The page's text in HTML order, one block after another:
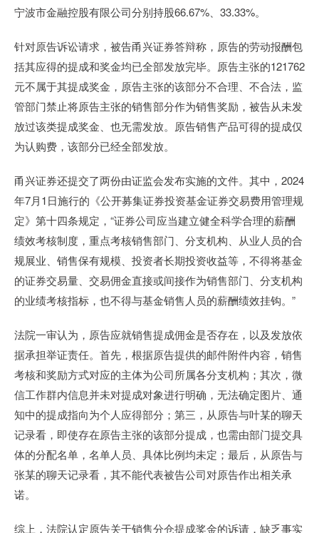
宁波市金融控股有限公司分别持股66.67%、33.33%。
针对原告诉讼请求，被告甬兴证券答辩称，原告的劳动报酬包
括其应得的提成和奖金均已全部发放完毕。原告主张的121762
元不属于其提成奖金，原告主张的该部分不合理、不合法，监
管部门禁止将原告主张的销售部分作为销售奖励，被告从未发
放过该类提成奖金、也无需发放。原告销售产品可得的提成仅
为认购费，该部分已经全部发放。
甬兴证券还提交了两份由证监会发布实施的文件。其中，2024
年7月1日施行的《公开募集证券投资基金证券交易费用管理规
定》第十四条规定，“证券公司应当建立健全科学合理的薪酬
绩效考核制度，重点考核销售部门、分支机构、从业人员的合
规展业、销售保有规模、投资者长期投资收益等，不得将基金
的证券交易量、交易佣金直接或间接作为销售部门、分支机构
的业绩考核指标，也不得与基金销售人员的薪酬绩效挂钩。”
法院一审认为，原告应就销售提成佣金是否存在，以及发放依
据承担举证责任。首先，根据原告提供的邮件附件内容，销售
考核和奖励方式对应的主体为公司所属各分支机构；其次，微
信工作群内信息并未对提成对象进行明确，无法确定图片、通
知中的提成指向为个人应得部分；第三，从原告与叶某的聊天
记录看，即使存在原告主张的该部分提成，也需由部门提交具
体的分配名单，名单人员、具体比例均未定；最后，从原告与
张某的聊天记录看，其不能代表被告公司对原告作出相关承
诺。
综上，法院认定原告关于销售分仓提成奖金的诉请，缺乏事实